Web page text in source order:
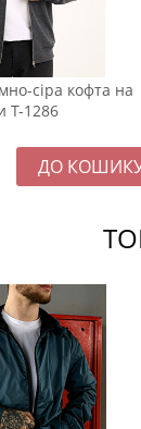
сіра кофта на
Т-1286